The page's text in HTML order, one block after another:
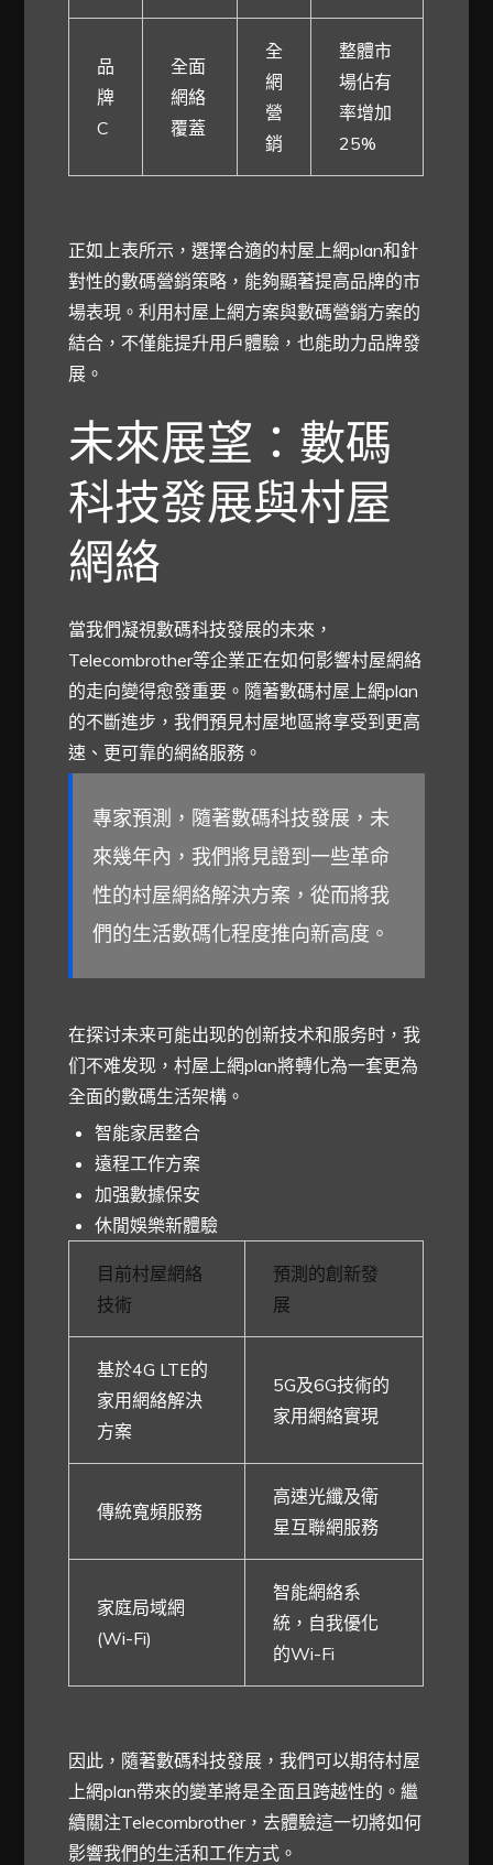
品
牌
C
全面
網絡
覆蓋
全
網
營
銷
整體市
場佔有
率增加
25%
正如上表所示，選擇合適的村屋上網plan和針
對性的數碼營銷策略，能夠顯著提高品牌的市
場表現。利用村屋上網方案與數碼營銷方案的
結合，不僅能提升用戶體驗，也能助力品牌發
展。
未來展望：數碼
科技發展與村屋
網絡
當我們凝視數碼科技發展的未來，
Telecombrother等企業正在如何影響村屋網絡
的走向變得愈發重要。隨著數碼村屋上網plan
的不斷進步，我們預見村屋地區將享受到更高
速、更可靠的網絡服務。
專家預測，隨著數碼科技發展，未
來幾年內，我們將見證到一些革命
性的村屋網絡解決方案，從而將我
們的生活數碼化程度推向新高度。
在探讨未来可能出现的创新技术和服务时，我
们不难发现，村屋上網plan將轉化為一套更為
全面的數碼生活架構。
智能家居整合
遠程工作方案
加强數據保安
休閒娛樂新體驗
目前村屋網絡
技術
預測的創新發
展
基於4G LTE的
家用網絡解決
方案
5G及6G技術的
家用網絡實現
傳統寬頻服務
高速光纖及衛
星互聯網服務
家庭局域網
(Wi-Fi)
智能網絡系
統，自我優化
的Wi-Fi
因此，隨著數碼科技發展，我們可以期待村屋
上網plan帶來的變革將是全面且跨越性的。繼
續關注Telecombrother，去體驗這一切將如何
影響我們的生活和工作方式。